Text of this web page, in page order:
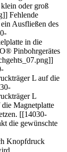
oder groß
Fehlende
Ausfließen des
in die
Pinbohrgerätes
L auf die
L
Magnetplatte
[[14030-
die gewünschte
Knopfdruck